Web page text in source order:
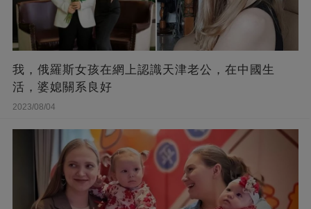
我，俄羅斯女孩在網上認識天津老公，在中國生
活，婆媳關系良好
2023/08/04